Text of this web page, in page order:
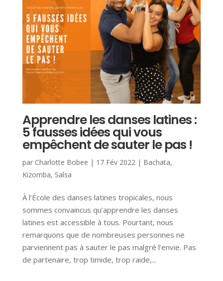
Apprendre les danses latines :
5 fausses idées qui vous
empêchent de sauter le pas !
par Charlotte Bobee | 17 Fév 2022| Bachata,
Kizomba, Salsa
À l’École des danses latines tropicales, nous
sommes convaincus qu’apprendre les danses
latines est accessible à tous. Pourtant, nous
remarquons que de nombreuses personnes ne
parviennent pas à sauter le pas malgré l’envie. Pas
de partenaire, trop timide, trop raide,...